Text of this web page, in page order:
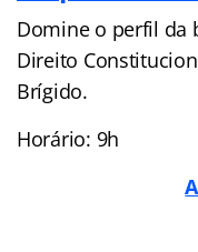
Domine o perfil da
Direito
Brígido.
Horário: 9h